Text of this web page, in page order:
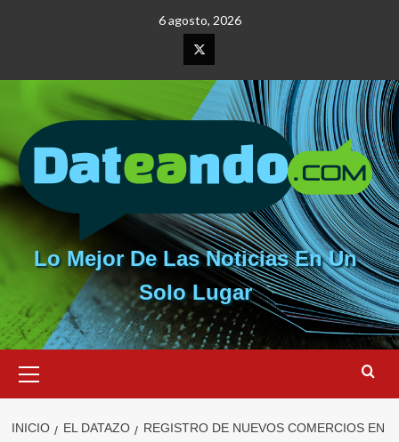
6 agosto, 2026
Elemento
del
menú
Lo Mejor De Las Noticias En Un
Solo Lugar
primario
INICIO EL DATAZO
REGISTRO DE NUEVOS COMERCIOS EN